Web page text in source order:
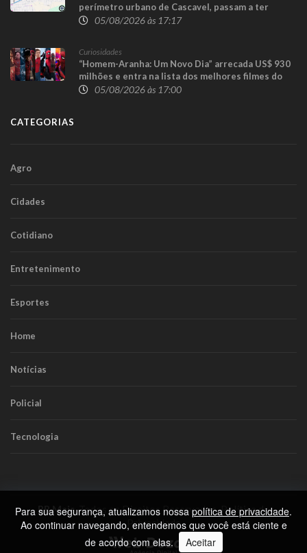
perímetro urbano de Cascavel, passam a ter
sentido único para execução das obras da
05/08/2026 às 17:17
Curiosidades
“Homem-Aranha: Um Novo Dia” arrecada US$ 930
milhões e entra na lista dos melhores filmes do
herói05/08/2026 às 17:00
CATEGORIAS
Agro
Cidades
Cotidiano
Entretenimento
Esportes
Home
Notícias
Policial
Tecnologia
RR Mais. Todos os Direitos Reservados.Política de
Privacidade
Para sua segurança, atualizamos nossa política de privacidade.
Ao continuar navegando, entendemos que você está ciente e
de acordo com elas. Aceitar